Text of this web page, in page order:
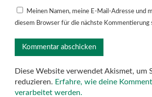
Meinen Namen, meine E-Mail-Adresse und
diesem Browser für die nächste Kommentierung
Diese Website verwendet Akismet, um
reduzieren. Erfahre, wie deine
verarbeitet werden.